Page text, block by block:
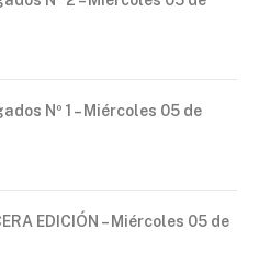
Nº 1 – Miércoles 05 de
EDICIÓN – Miércoles 05 de